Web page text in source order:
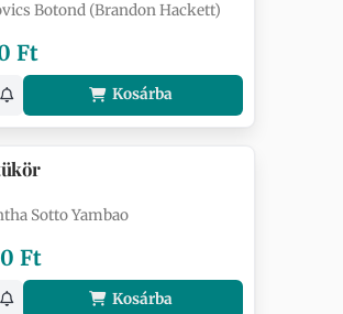
Botond (Brandon Hackett)
Ft
Kosárba
Sotto Yambao
Ft
Kosárba